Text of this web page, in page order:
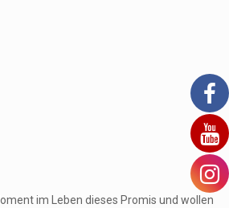
im Leben dieses Promis und wollen